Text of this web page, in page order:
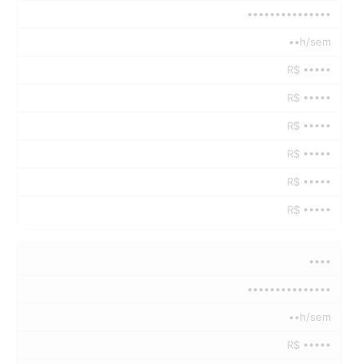
•••••••••••••••
••h/sem
R$ •••••
R$ •••••
R$ •••••
R$ •••••
R$ •••••
R$ •••••
••••
•••••••••••••••
••h/sem
R$ •••••